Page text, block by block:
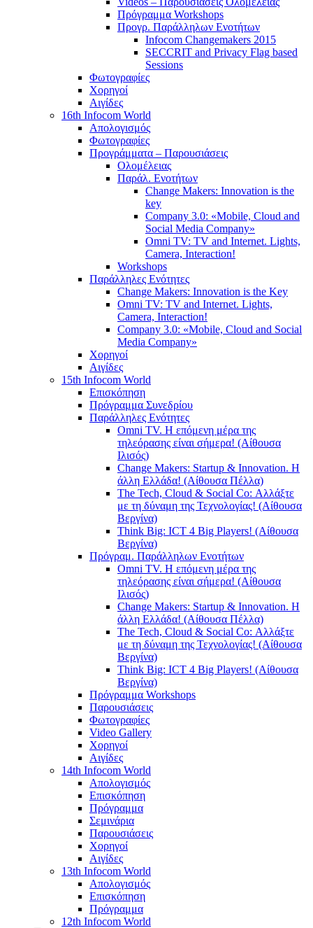
Πρόγραμμα Workshops
Προγρ. Παράλληλων Ενοτήτων
Infocom Changemakers 2015
SECCRIT and Privacy Flag based
Sessions
Φωτογραφίες
Χορηγοί
Αιγίδες
16th Infocom World
Απολογισμός
Φωτογραφίες
Προγράμματα – Παρουσιάσεις
Ολομέλειας
Παράλ. Ενοτήτων
Change Makers: Innovation is the
key
Company 3.0: «Mobile, Cloud and
Social Media Company»
Omni TV: TV and Internet. Lights,
Camera, Interaction!
Workshops
Παράλληλες Ενότητες
Change Makers: Innovation is the Key
Omni TV: TV and Internet. Lights,
Camera, Interaction!
Company 3.0: «Mobile, Cloud and Social
Media Company»
Χορηγοί
Αιγίδες
15th Infocom World
Επισκόπηση
Πρόγραμμα Συνεδρίου
Παράλληλες Ενότητες
Omni TV. Η επόμενη μέρα της
τηλεόρασης είναι σήμερα! (Αίθουσα
Ιλισός)
Change Makers: Startup & Innovation. Η
άλλη Ελλάδα! (Αίθουσα Πέλλα)
The Tech, Cloud & Social Co: Αλλάξτε
με τη δύναμη της Τεχνολογίας! (Αίθουσα
Βεργίνα)
Think Big: ICT 4 Big Players! (Αίθουσα
Βεργίνα)
Πρόγραμ. Παράλληλων Ενοτήτων
Omni TV. Η επόμενη μέρα της
τηλεόρασης είναι σήμερα! (Αίθουσα
Ιλισός)
Change Makers: Startup & Innovation. Η
άλλη Ελλάδα! (Αίθουσα Πέλλα)
The Tech, Cloud & Social Co: Αλλάξτε
με τη δύναμη της Τεχνολογίας! (Αίθουσα
Βεργίνα)
Think Big: ICT 4 Big Players! (Αίθουσα
Βεργίνα)
Πρόγραμμα Workshops
Παρουσιάσεις
Φωτογραφίες
Video Gallery
Χορηγοί
Αιγίδες
14th Infocom World
Απολογισμός
Επισκόπηση
Πρόγραμμα
Σεμινάρια
Παρουσιάσεις
Χορηγοί
Αιγίδες
13th Infocom World
Απολογισμός
Επισκόπηση
Πρόγραμμα
12th Infocom World